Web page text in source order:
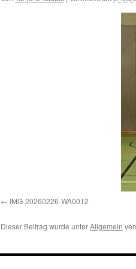
IMG-20260226-WA0012
Dieser Beitrag wurde unterAllgemein